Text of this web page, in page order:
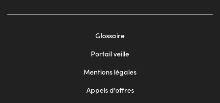
Glossaire
Portail veille
Mentions légales
Appels d'offres